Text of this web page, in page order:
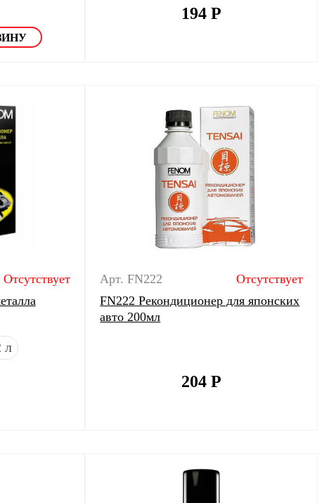
194Р
Отсутствует
л
Арт. FN222
Отсутствует
FN222 Рекондиционер для японских
авто 200мл
204Р